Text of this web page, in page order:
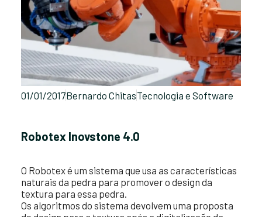
01/01/2017Bernardo ChitasTecnologia e Software
Robotex Inovstone 4.0
O Robotex é um sistema que usa as características
naturais da pedra para promover o design da
textura para essa pedra.
Os algoritmos do sistema devolvem uma proposta